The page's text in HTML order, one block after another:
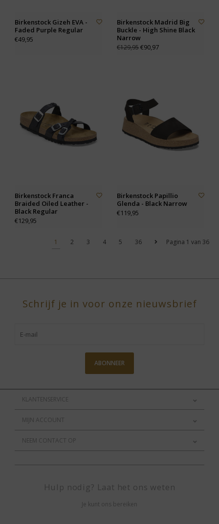
Birkenstock Gizeh EVA -
Faded Purple Regular
€49,95
Birkenstock Madrid Big
Buckle - High Shine Black
Narrow
€129,95€90,97
Birkenstock Franca
Braided Oiled Leather -
Black Regular
€129,95
Birkenstock Papillio
Glenda - Black Narrow
€119,95
Pagina 1 van 36
1 2 3 4 5 36
Schrijf je in voor onze nieuwsbrief
ABONNEER
KLANTENSERVICE
MIJN ACCOUNT
NEEM CONTACT OP
Hulp nodig? Laat het ons weten
Je kunt ons bereiken